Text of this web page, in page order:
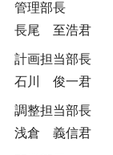
管理部長
長尾 至浩君
計画担当部長
石川 俊一君
調整担当部長
浅倉 義信君